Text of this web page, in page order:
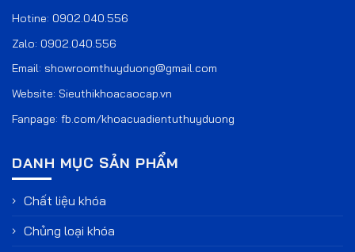
Hotine: 0902.040.556
Zalo: 0902.040.556
Email: showroomthuyduong@gmail.com
Website: Sieuthikhoacaocap.vn
Fanpage: fb.com/khoacuadientuthuyduong
DANH MỤC SẢN PHẨM
Chất liệu khóa
Chủng loại khóa